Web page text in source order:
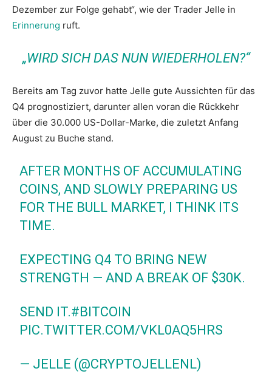
Dezember zur Folge gehabt“, wie der Trader Jelle in
Erinnerung ruft.
„WIRD SICH DAS NUN WIEDERHOLEN?“
Bereits am Tag zuvor hatte Jelle gute Aussichten für das
Q4 prognostiziert, darunter allen voran die Rückkehr
über die 30.000 US-Dollar-Marke, die zuletzt Anfang
August zu Buche stand.
AFTER MONTHS OF ACCUMULATING
COINS, AND SLOWLY PREPARING US
FOR THE BULL MARKET, I THINK ITS
TIME.
EXPECTING Q4 TO BRING NEW
STRENGTH — AND A BREAK OF $30K.
SEND IT.#BITCOIN
PIC.TWITTER.COM/VKL0AQ5HRS
— JELLE (@CRYPTOJELLENL)